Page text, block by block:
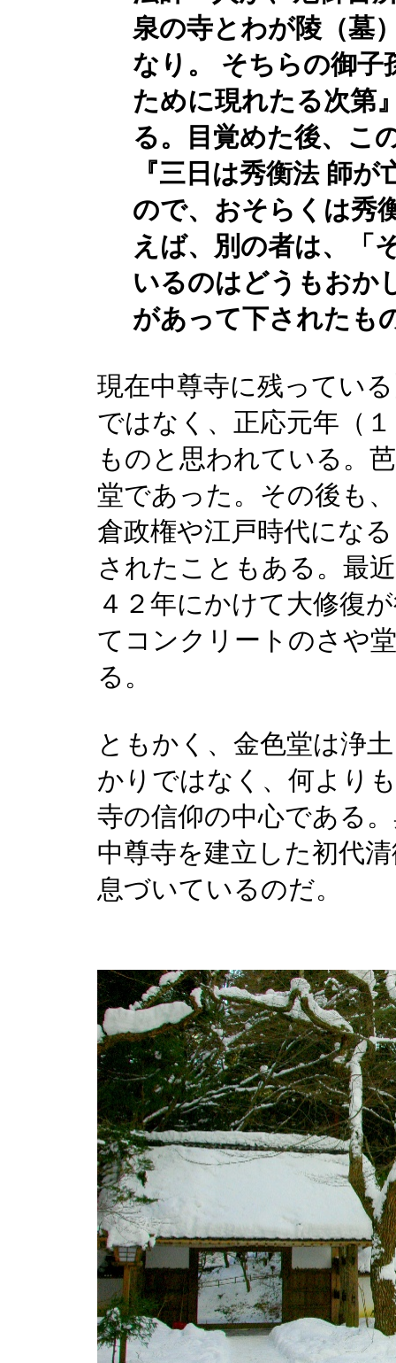
泉の寺とわが陵（墓
なり。 そちらの御子
ために現れたる次第
る。目覚めた後、こ
『三日は秀衡法 師
ので、おそらくは秀
えば、別の者は、「
いるのはどうもおか
があって下されたも
現在中尊寺に残ってい
ではなく、正応元年（
ものと思われている。
堂であった。その後も
倉政権や江戸時代にな
されたこともある。最
４２年にかけて大修復
てコンクリートのさや
る。
ともかく、金色堂は浄
かりではなく、何より
寺の信仰の中心である
中尊寺を建立した初代
息づいているのだ。